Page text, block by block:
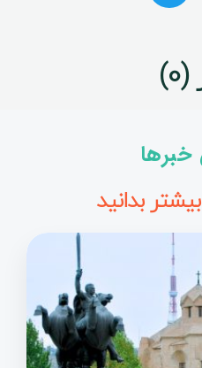
بدانید